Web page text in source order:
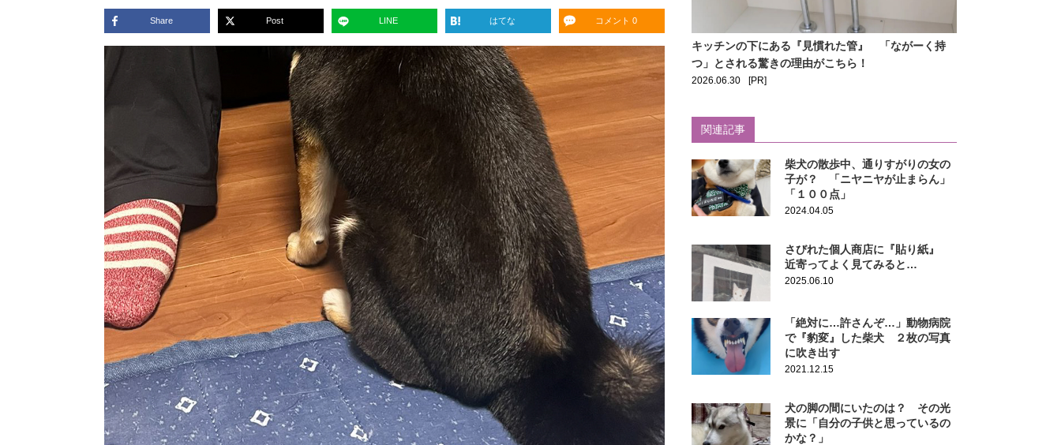
Share Post LINE はてな コメント 0
キッチンの下にある『見慣れた管』 「ながーく持
つ」とされる驚きの理由がこちら！
2026.06.30 [PR]
関連記事
柴犬の散歩中、通りすがりの女の
子が？ 「ニヤニヤが止まらん」
「１００点」
2024.04.05
さびれた個人商店に『貼り紙』
近寄ってよく見てみると…
2025.06.10
「絶対に…許さんぞ…」動物病院
で『豹変』した柴犬 ２枚の写真
に吹き出す
2021.12.15
犬の脚の間にいたのは？ その光
景に「自分の子供と思っているの
かな？」